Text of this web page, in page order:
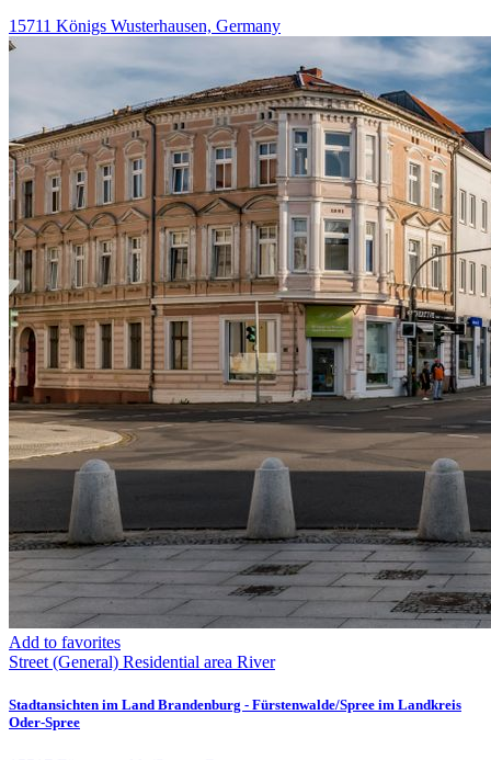
15711 Königs Wusterhausen, Germany
Add to favorites
Street (General) Residential area River
Stadtansichten im Land Brandenburg - Fürstenwalde/Spree im Landkreis
Oder-Spree